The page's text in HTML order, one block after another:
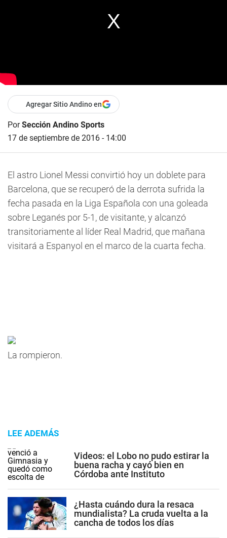
Agregar Sitio Andino en
PorSección Andino Sports
17 de septiembre de 2016 - 14:00
El astro Lionel Messi convirtió hoy un doblete para
Barcelona, que se recuperó de la derrota sufrida la
fecha pasada en la Liga Española con una goleada
sobre Leganés por 5-1, de visitante, y alcanzó
transitoriamente al líder Real Madrid, que mañana
visitará a Espanyol en el marco de la cuarta fecha.
La rompieron.
LEE ADEMÁS
Videos: el Lobo no pudo estirar la
buena racha y cayó bien en
Córdoba ante Instituto
¿Hasta cuándo dura la resaca
mundialista? La cruda vuelta a la
cancha de todos los días